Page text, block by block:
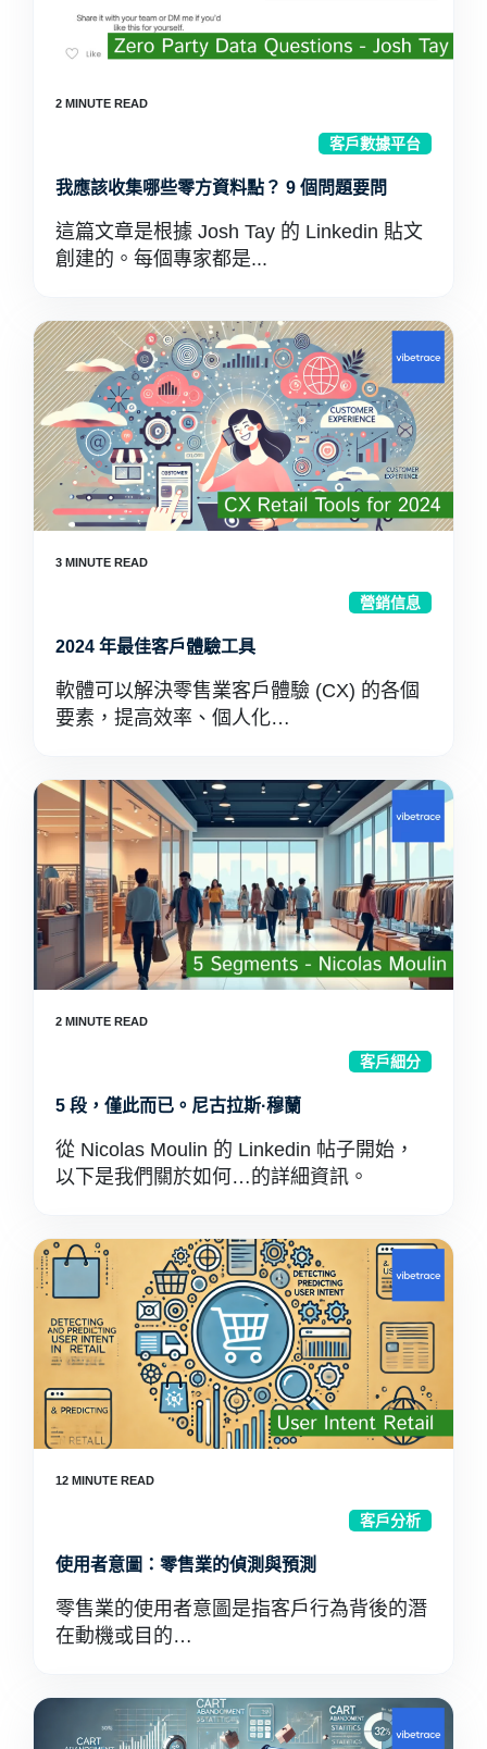
客戶數據平台
我應該收集哪些零方資料點？ 9 個問題要問
這篇文章是根據 Josh Tay 的 Linkedin 貼文
創建的。每個專家都是...
營銷信息
2024 年最佳客戶體驗工具
軟體可以解決零售業客戶體驗 (CX) 的各個
要素，提高效率、個人化…
客戶細分
5 段，僅此而已。尼古拉斯·穆蘭
從 Nicolas Moulin 的 Linkedin 帖子開始，
以下是我們關於如何…的詳細資訊。
客戶分析
使用者意圖：零售業的偵測與預測
零售業的使用者意圖是指客戶行為背後的潛
在動機或目的…